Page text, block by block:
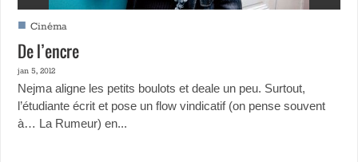
■ Cinéma
De l’encre
jan 5, 2012
Nejma aligne les petits boulots et deale un peu. Surtout,
l’étudiante écrit et pose un flow vindicatif (on pense souvent
à… La Rumeur) en...